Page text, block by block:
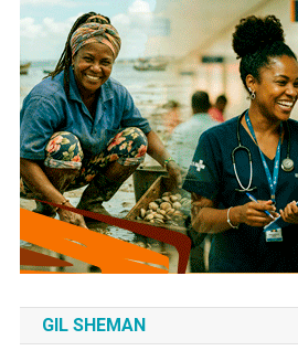
GIL SHEMAN